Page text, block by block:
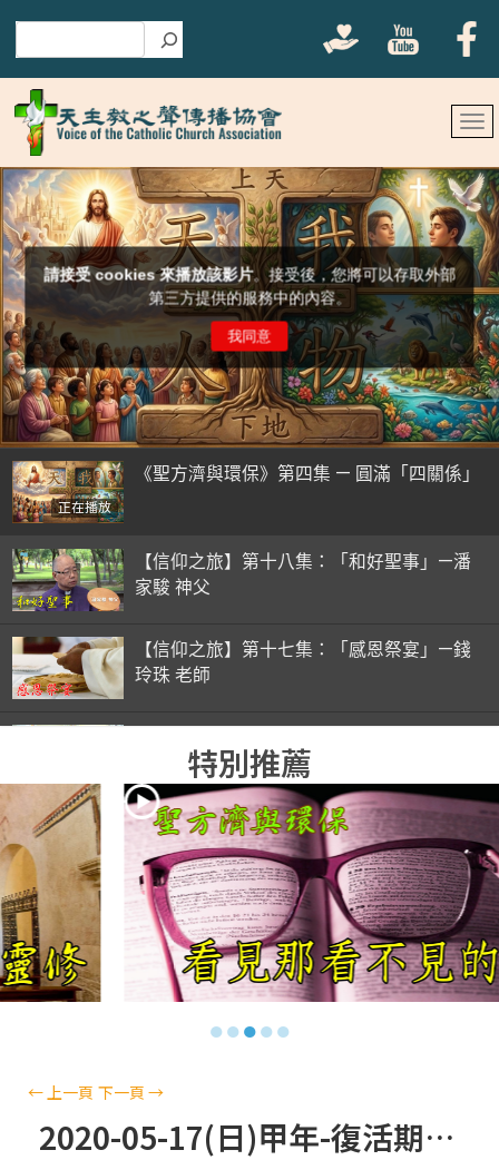
正在播放
《聖方濟與環保》第四集 — 圓滿「四關係」
【信仰之旅】第十八集：「和好聖事」—潘
家駿 神父
【信仰之旅】第十七集：「感恩祭宴」—錢
玲珠 老師
錢玲珠 老師
【信仰之旅】第十五集：「入門聖事」—錢
玲珠 老師
【信仰之旅】第十四集：「天主十誡(下)」
—金毓瑋 神父
【信仰之旅】第十三集：「天主十誡(上)」
—金毓瑋 神父
【信仰之旅】第十二集：「聖母、聖人」—
特別推薦
●●●●●
← 上一頁 下一頁→
2020-05-17(日)甲年-復活期第六主日-答唱詠